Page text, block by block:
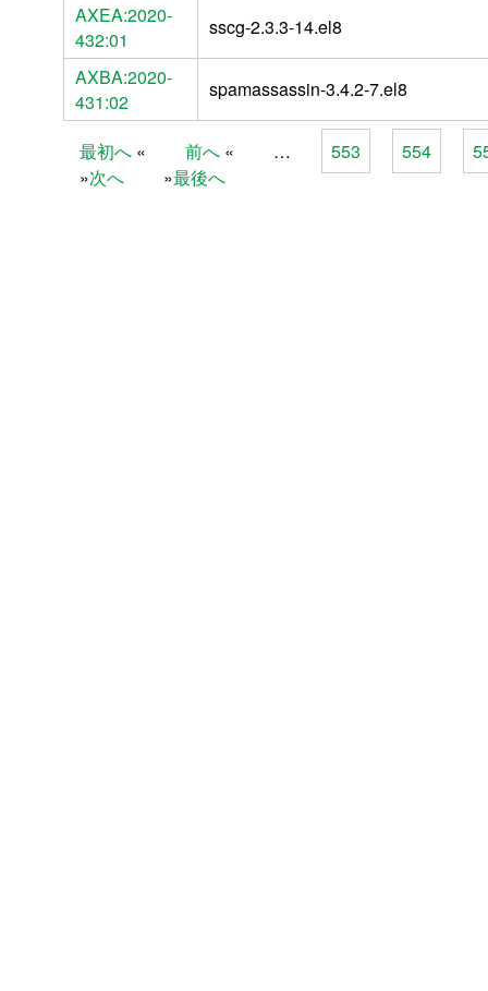
AXEA:2020-
432:01
sscg-2.3.3-14.el8
AXBA:2020-
431:02
spamassassin-3.4.2-7.el8
Pages
最初へ 前へ … 553 554
次へ
最後へ